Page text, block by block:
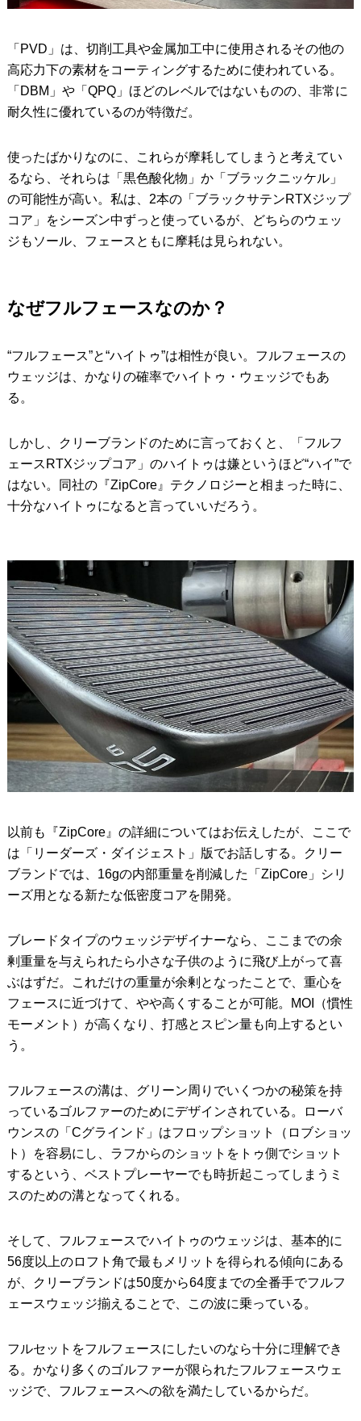
「PVD」は、切削工具や金属加工中に使用されるその他の
高応力下の素材をコーティングするために使われている。
「DBM」や「QPQ」ほどのレベルではないものの、非常に
耐久性に優れているのが特徴だ。
使ったばかりなのに、これらが摩耗してしまうと考えてい
るなら、それらは「黒色酸化物」か「ブラックニッケル」
の可能性が高い。私は、2本の「ブラックサテンRTXジップ
コア」をシーズン中ずっと使っているが、どちらのウェッ
ジもソール、フェースともに摩耗は見られない。
なぜフルフェースなのか？
“フルフェース”と“ハイトゥ”は相性が良い。フルフェースの
ウェッジは、かなりの確率でハイトゥ・ウェッジでもあ
る。
しかし、クリーブランドのために言っておくと、「フルフ
ェースRTXジップコア」のハイトゥは嫌というほど“ハイ”で
はない。同社の『ZipCore』テクノロジーと相まった時に、
十分なハイトゥになると言っていいだろう。
以前も『ZipCore』の詳細についてはお伝えしたが、ここで
は「リーダーズ・ダイジェスト」版でお話しする。クリー
ブランドでは、16gの内部重量を削減した「ZipCore」シリ
ーズ用となる新たな低密度コアを開発。
ブレードタイプのウェッジデザイナーなら、ここまでの余
剰重量を与えられたら小さな子供のように飛び上がって喜
ぶはずだ。これだけの重量が余剰となったことで、重心を
フェースに近づけて、やや高くすることが可能。MOI（慣性
モーメント）が高くなり、打感とスピン量も向上するとい
う。
フルフェースの溝は、グリーン周りでいくつかの秘策を持
っているゴルファーのためにデザインされている。ローバ
ウンスの「Cグラインド」はフロップショット（ロブショッ
ト）を容易にし、ラフからのショットをトゥ側でショット
するという、ベストプレーヤーでも時折起こってしまうミ
スのための溝となってくれる。
そして、フルフェースでハイトゥのウェッジは、基本的に
56度以上のロフト角で最もメリットを得られる傾向にある
が、クリーブランドは50度から64度までの全番手でフルフ
ェースウェッジ揃えることで、この波に乗っている。
フルセットをフルフェースにしたいのなら十分に理解でき
る。かなり多くのゴルファーが限られたフルフェースウェ
ッジで、フルフェースへの欲を満たしているからだ。